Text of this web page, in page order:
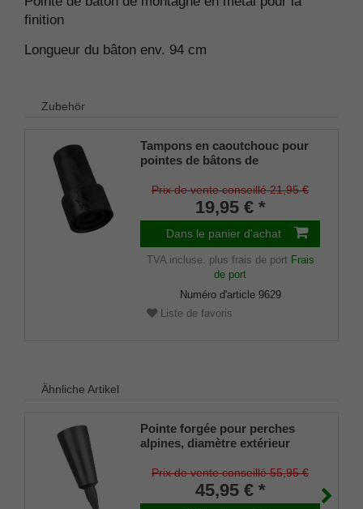
finition
Longueur du bâton env. 94 cm
Zubehör
Tampons en caoutchouc pour
pointes de bâtons de
insert en acier (lot de 2)
Prix de vente conseillé 21,95 €
19,95 € *
Dans le panier d'achat
TVA incluse. plus frais de port Frais
de port
Numéro d'article 9629
Liste de favoris
Ähnliche Artikel
Pointe forgée pour perches
alpines, diamètre extérieur
Prix de vente conseillé 55,95 €
45,95 € *